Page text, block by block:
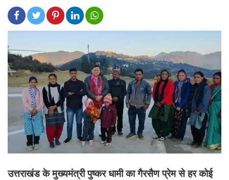
उत्तराखंड के मुख्यमंत्री पुष्कर धामी का गैरसैण प्रेम से हर कोई